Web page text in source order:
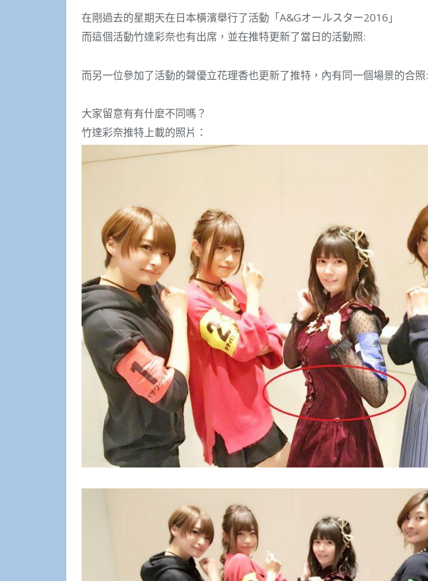
在剛過去的星期天在日本橫濱舉行了活動「A&Gオールスター2016」
而這個活動竹達彩奈也有出席，並在推特更新了當日的活動照:
而另一位參加了活動的聲優立花理香也更新了推特，內有同一個場景的合照:
大家留意有有什麼不同嗎？
竹達彩奈推特上載的照片：